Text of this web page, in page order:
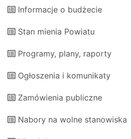
Informacje o budżecie
Stan mienia Powiatu
Programy, plany, raporty
Ogłoszenia i komunikaty
Zamówienia publiczne
Nabory na wolne stanowiska